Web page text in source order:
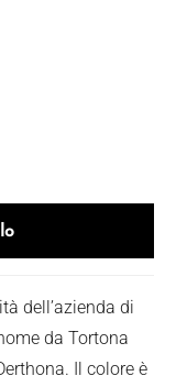
Derthona 2020
dell’azienda di
da Tortona
Il colore è